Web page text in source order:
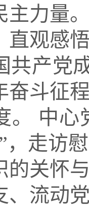
主力量
直观感
共产党
奋斗征
。 中
，走访
的关怀
、流动